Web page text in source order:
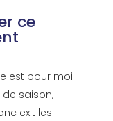
ce
est pour moi
saison,
exit les